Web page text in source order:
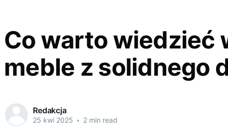
Co warto wiedzieć
meble z solidnego
Redakcja
25 kwi 2025 • 2 min read